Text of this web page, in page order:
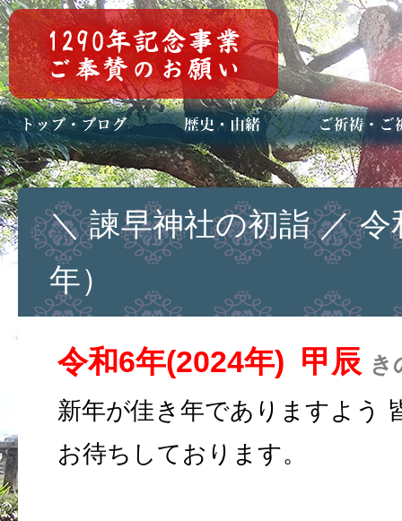
トップページ
ブログ(日々八百万)
お知らせ一覧 歴史・ご祭神
年中行事
メディア掲載 ご祈祷・ご祈
安産祈願
初宮参り
七五三詣
長寿のお祝い
神前結婚式
厄祓い・方位
車のお祓い
地鎮祭
神葬祭（神式
＼ 諫早神社の初詣 ／
年）
令和6年(2024年) 甲辰 き
新年が佳き年でありますよう
お待ちしております。